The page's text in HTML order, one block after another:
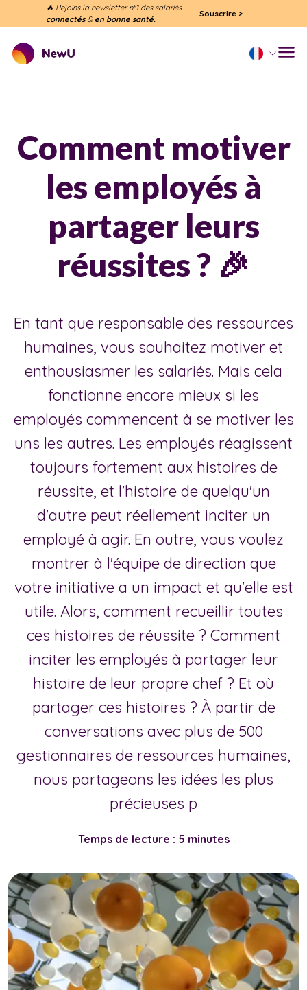
🔥 Rejoins la newsletter n°1 des salariés
connectés& en bonne santé.
Souscrire >
Comment motiver
les employés à
partager leurs
réussites ? 🎉
En tant que responsable des ressources
humaines, vous souhaitez motiver et
enthousiasmer les salariés. Mais cela
fonctionne encore mieux si les
employés commencent à se motiver les
uns les autres. Les employés réagissent
toujours fortement aux histoires de
réussite, et l'histoire de quelqu'un
d'autre peut réellement inciter un
employé à agir. En outre, vous voulez
montrer à l'équipe de direction que
votre initiative a un impact et qu'elle est
utile. Alors, comment recueillir toutes
ces histoires de réussite ? Comment
inciter les employés à partager leur
histoire de leur propre chef ? Et où
partager ces histoires ? À partir de
conversations avec plus de 500
gestionnaires de ressources humaines,
nous partageons les idées les plus
précieuses p
Temps de lecture : 5 minutes